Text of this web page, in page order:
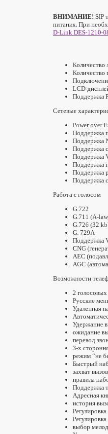
ВНИМАНИЕ! SIP
питания. При
D-Link DES-1210-
Количество
Количество
LCD-
Поддержка
Сетевые
Power over
Поддержка
Поддержка
Поддержка
Поддержка
Поддержка
Поддержка
Поддержка
Работа с голосом
G.722
G.711 (A-
G.726 (32
G. 729A
Поддержка
CNG
AEC
AGC
Возможности
2
Русские
Удаленная
Удержание
ожидание
перевод
3-х
режим “не
Быстрый
захват
правила
Поддержка
Адресная
история
Регулировка
выбор